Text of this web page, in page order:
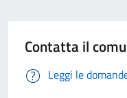
Contatta il
Leggi le